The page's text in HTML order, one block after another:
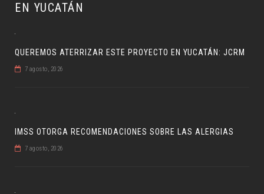
EN YUCATÁN
QUEREMOS ATERRIZAR ESTE PROYECTO EN YUCATÁN: JCRM
7 agosto, 2026
IMSS OTORGA RECOMENDACIONES SOBRE LAS ALERGIAS
7 agosto, 2026